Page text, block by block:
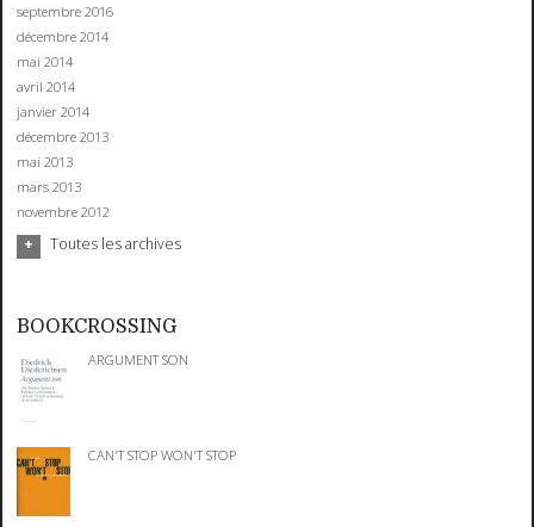
septembre 2016
décembre 2014
mai 2014
avril 2014
janvier 2014
décembre 2013
mai 2013
mars 2013
novembre 2012
Toutes les archives
BOOKCROSSING
ARGUMENT SON
CAN'T STOP WON'T STOP